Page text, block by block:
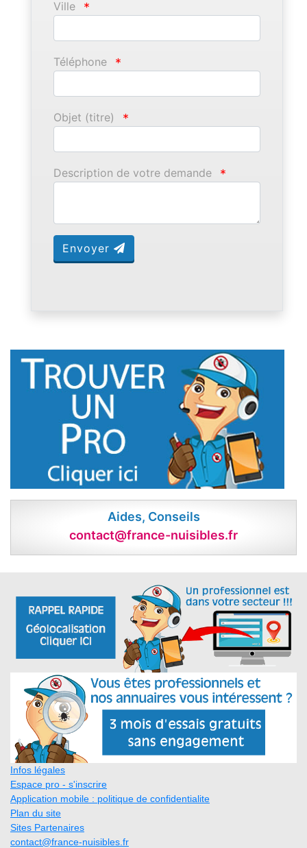
Ville *
Téléphone *
Objet (titre) *
Description de votre demande *
Envoyer
Aides, Conseils
contact@france-nuisibles.fr
Infos légales
Espace pro - s'inscrire
Application mobile : politique de confidentialite
Plan du site
Sites Partenaires
contact@france-nuisibles.fr